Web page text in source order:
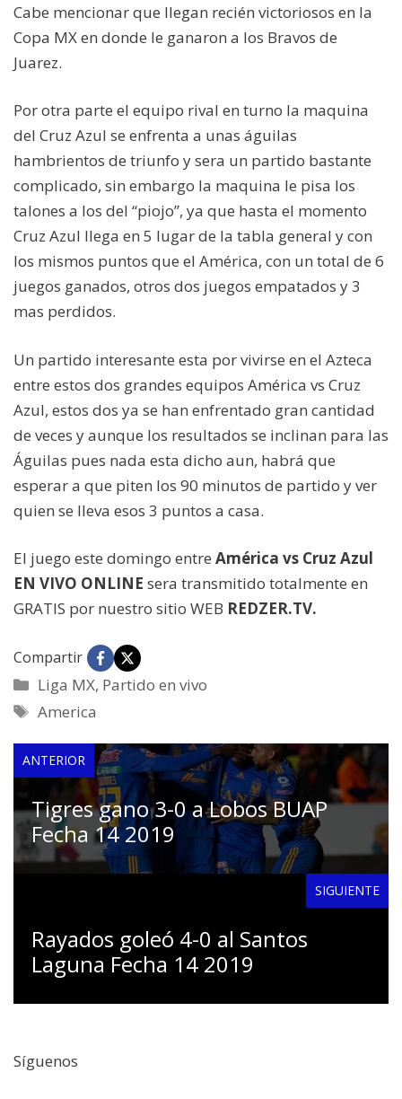
Cabe mencionar que llegan recién victoriosos en la
Copa MX en donde le ganaron a los Bravos de
Juarez.
Por otra parte el equipo rival en turno la maquina
del Cruz Azul se enfrenta a unas águilas
hambrientos de triunfo y sera un partido bastante
complicado, sin embargo la maquina le pisa los
talones a los del “piojo”, ya que hasta el momento
Cruz Azul llega en 5 lugar de la tabla general y con
los mismos puntos que el América, con un total de 6
juegos ganados, otros dos juegos empatados y 3
mas perdidos.
Un partido interesante esta por vivirse en el Azteca
entre estos dos grandes equipos América vs Cruz
Azul, estos dos ya se han enfrentado gran cantidad
de veces y aunque los resultados se inclinan para las
Águilas pues nada esta dicho aun, habrá que
esperar a que piten los 90 minutos de partido y ver
quien se lleva esos 3 puntos a casa.
El juego este domingo entre América vs Cruz Azul
EN VIVO ONLINE sera transmitido totalmente en
GRATIS por nuestro sitio WEB REDZER.TV.
Compartir
Categorías
Liga MX, Partido en vivo
Etiquetas
America
ANTERIOR
Tigres gano 3-0 a Lobos BUAP
Fecha 14 2019
SIGUIENTE
Rayados goleó 4-0 al Santos
Laguna Fecha 14 2019
Síguenos